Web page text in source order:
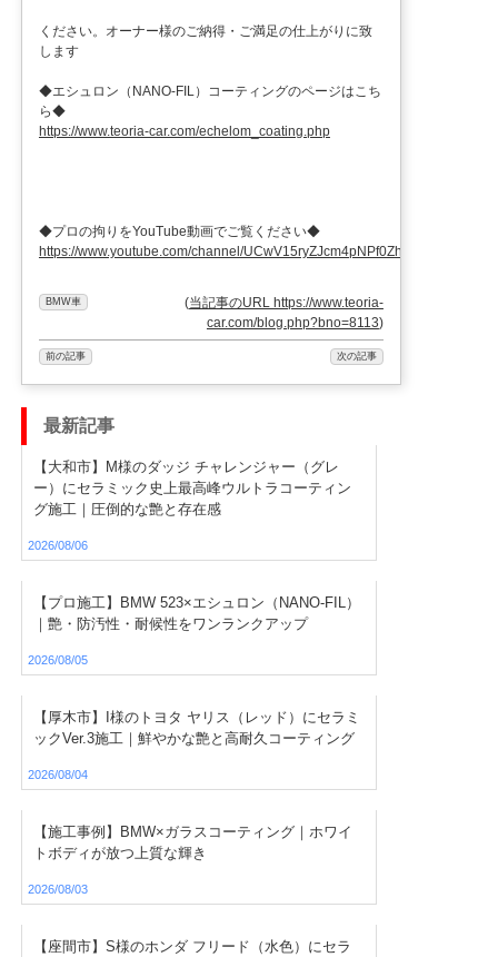
ください。オーナー様のご納得・ご満足の仕上がりに致
します
◆エシュロン（NANO-FIL）コーティングのページはこち
ら◆
https://www.teoria-car.com/echelom_coating.php
◆プロの拘りをYouTube動画でご覧ください◆
https://www.youtube.com/channel/UCwV15ryZJcm4pNPf0ZhXu9g
BMW車 (当記事のURL https://www.teoria-
car.com/blog.php?bno=8113)
前の記事 次の記事
最新記事
【大和市】M様のダッジ チャレンジャー（グレ
ー）にセラミック史上最高峰ウルトラコーティン
グ施工｜圧倒的な艶と存在感
2026/08/06
【プロ施工】BMW 523×エシュロン（NANO-FIL）
｜艶・防汚性・耐候性をワンランクアップ
2026/08/05
【厚木市】I様のトヨタ ヤリス（レッド）にセラミ
ックVer.3施工｜鮮やかな艶と高耐久コーティング
2026/08/04
【施工事例】BMW×ガラスコーティング｜ホワイ
トボディが放つ上質な輝き
2026/08/03
【座間市】S様のホンダ フリード（水色）にセラ